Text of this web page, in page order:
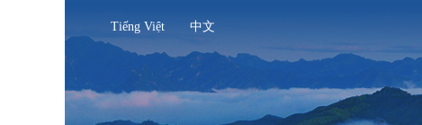
Tiếng Việt 中文